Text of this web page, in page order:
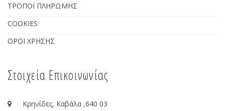
ΤΡΟΠΟΙ ΠΛΗΡΩΜΗΣ
COOKIES
ΟΡΟΙ ΧΡΗΣΗΣ
Στοιχεία Επικοινωνίας
Κρηνίδες, Καβάλα ,640 03